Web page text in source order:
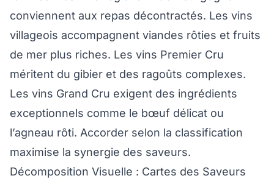
conviennent aux repas décontractés. Les vins
villageois accompagnent viandes rôties et fruits
de mer plus riches. Les vins Premier Cru
méritent du gibier et des ragoûts complexes.
Les vins Grand Cru exigent des ingrédients
exceptionnels comme le bœuf délicat ou
l’agneau rôti. Accorder selon la classification
maximise la synergie des saveurs.
Décomposition Visuelle : Cartes des Saveurs